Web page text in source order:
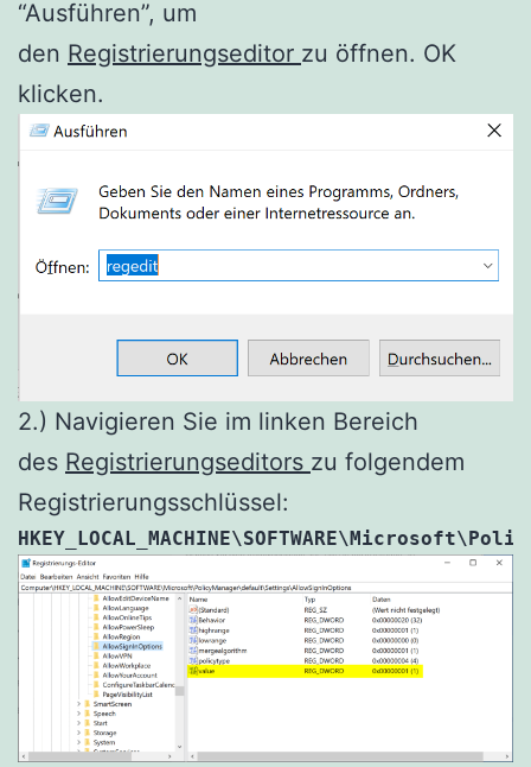
“Ausführen”, um
den Registrierungseditor zu öffnen. OK
klicken.
2.) Navigieren Sie im linken Bereich
des Registrierungseditors zu folgendem
Registrierungsschlüssel: